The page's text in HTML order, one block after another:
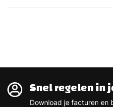
Snel regelen in
Download je facturen en